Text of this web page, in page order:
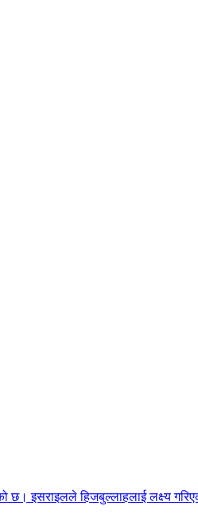
छ। इसराइलले हिजबुल्लाहलाई लक्ष्य